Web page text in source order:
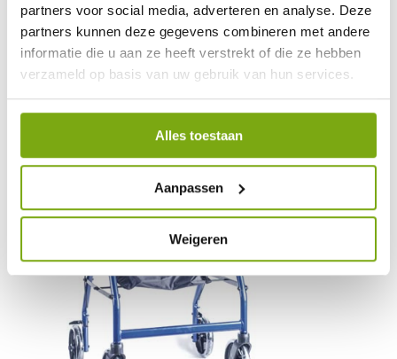
partners voor social media, adverteren en analyse. Deze
partners kunnen deze gegevens combineren met andere
informatie die u aan ze heeft verstrekt of die ze hebben
verzameld op basis van uw gebruik van hun services.
Alles toestaan
Aanpassen
Weigeren